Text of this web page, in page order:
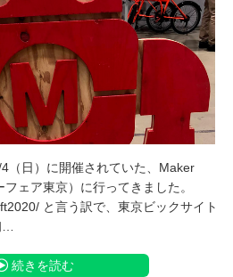
（日）に開催されていた、Maker
ェア東京）に行ってきました。
と言う訳で、東京ビックサイト
続きを読む